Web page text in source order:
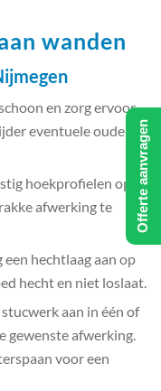
wanden
en zorg ervoor
eventuele oude
hoekprofielen op de
afwerking te
hechtlaag aan op
hecht en niet loslaat.
aan in één of
gewenste afwerking.
voor een
Offerte aanvragen